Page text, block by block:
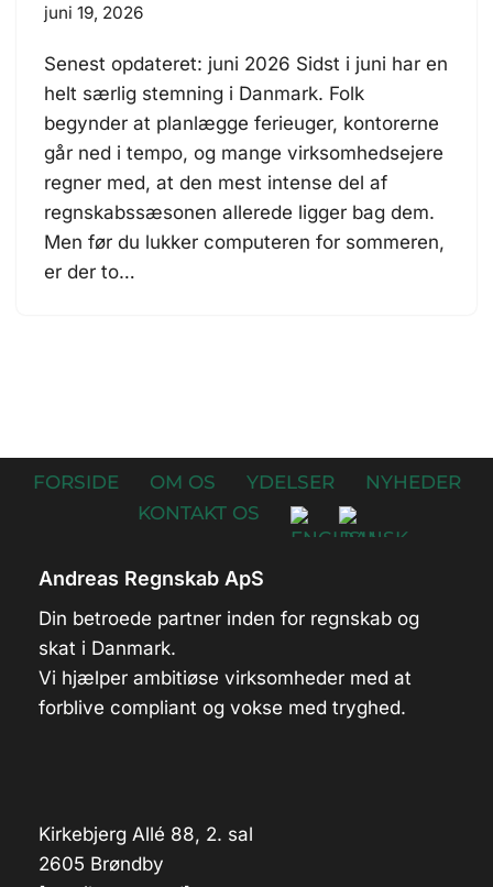
juni 19, 2026
Senest opdateret: juni 2026 Sidst i juni har en
helt særlig stemning i Danmark. Folk
begynder at planlægge ferieuger, kontorerne
går ned i tempo, og mange virksomhedsejere
regner med, at den mest intense del af
regnskabssæsonen allerede ligger bag dem.
Men før du lukker computeren for sommeren,
er der to…
FORSIDE OM OS YDELSER
NYHEDER
KONTAKT OS
Andreas Regnskab ApS
Din betroede partner inden for regnskab og
skat i Danmark.
Vi hjælper ambitiøse virksomheder med at
forblive compliant og vokse med tryghed.
Kirkebjerg Allé 88, 2. sal
2605 Brøndby